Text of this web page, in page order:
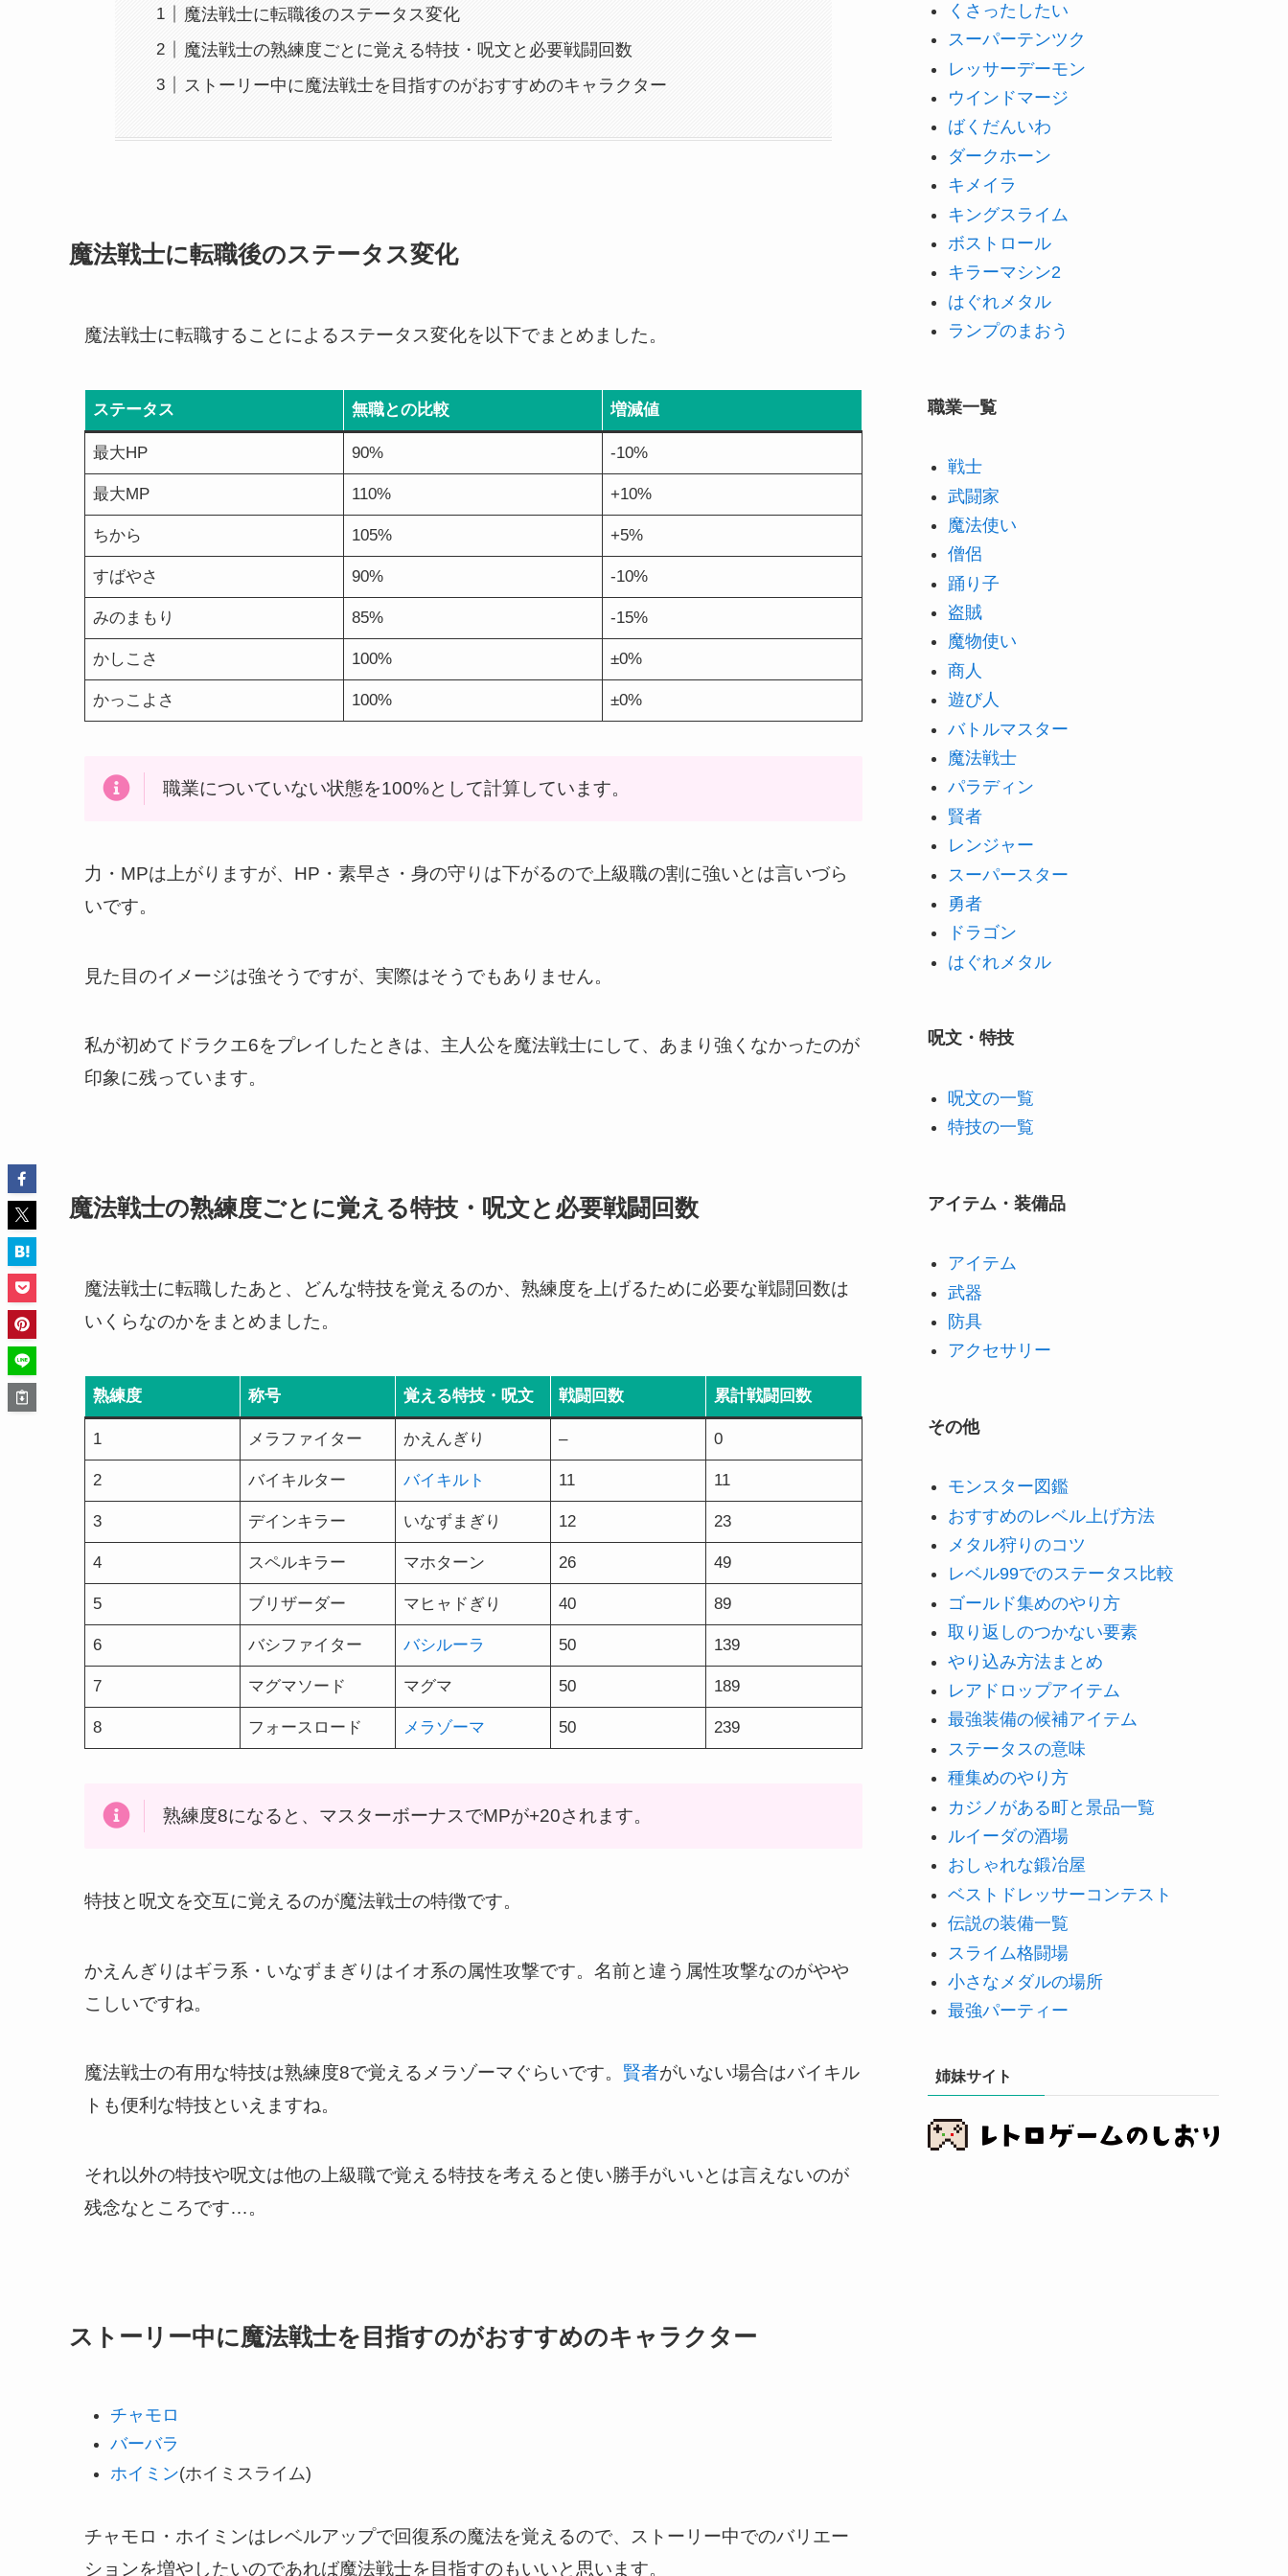
魔法戦士に転職後のステータス変化
魔法戦士の熟練度ごとに覚える特技・呪文と必要戦闘回数
ストーリー中に魔法戦士を目指すのがおすすめのキャラクター
魔法戦士に転職後のステータス変化
魔法戦士に転職することによるステータス変化を以下でまとめました。
ステータス 無職との比較 増減値
最大HP 90% -10%
最大MP 110% +10%
ちから 105% +5%
すばやさ 90% -10%
みのまもり 85% -15%
かしこさ 100% ±0%
かっこよさ 100% ±0%
職業についていない状態を100%として計算しています。
力・MPは上がりますが、HP・素早さ・身の守りは下がるので上級職の割に強いとは言いづら
いです。
見た目のイメージは強そうですが、実際はそうでもありません。
私が初めてドラクエ6をプレイしたときは、主人公を魔法戦士にして、あまり強くなかったのが
印象に残っています。
魔法戦士の熟練度ごとに覚える特技・呪文と必要戦闘回数
魔法戦士に転職したあと、どんな特技を覚えるのか、熟練度を上げるために必要な戦闘回数は
いくらなのかをまとめました。
熟練度 称号 覚える特技・呪文 戦闘回数 累計戦闘回数
1 メラファイター かえんぎり – 0
2 バイキルター バイキルト 11 11
3 デインキラー いなずまぎり 12 23
4 スペルキラー マホターン 26 49
5 ブリザーダー マヒャドぎり 40 89
6 バシファイター バシルーラ 50 139
7 マグマソード マグマ 50 189
8 フォースロード メラゾーマ 50 239
熟練度8になると、マスターボーナスでMPが+20されます。
特技と呪文を交互に覚えるのが魔法戦士の特徴です。
かえんぎりはギラ系・いなずまぎりはイオ系の属性攻撃です。名前と違う属性攻撃なのがやや
こしいですね。
魔法戦士の有用な特技は熟練度8で覚えるメラゾーマぐらいです。 賢者がいない場合はバイキル
トも便利な特技といえますね。
それ以外の特技や呪文は他の上級職で覚える特技を考えると使い勝手がいいとは言えないのが
残念なところです…。
ストーリー中に魔法戦士を目指すのがおすすめのキャラクター
チャモロ
バーバラ
ホイミン(ホイミスライム)
チャモロ・ホイミンはレベルアップで回復系の魔法を覚えるので、ストーリー中でのバリエー
ションを増やしたいのであれば魔法戦士を目指すのもいいと思います。
くさったしたい
スーパーテンツク
レッサーデーモン
ウインドマージ
ばくだんいわ
ダークホーン
キメイラ
キングスライム
ボストロール
キラーマシン2
はぐれメタル
ランプのまおう
職業一覧
戦士
武闘家
魔法使い
僧侶
踊り子
盗賊
魔物使い
商人
遊び人
バトルマスター
魔法戦士
パラディン
賢者
レンジャー
スーパースター
勇者
ドラゴン
はぐれメタル
呪文・特技
呪文の一覧
特技の一覧
アイテム・装備品
アイテム
武器
防具
アクセサリー
その他
モンスター図鑑
おすすめのレベル上げ方法
メタル狩りのコツ
レベル99でのステータス比較
ゴールド集めのやり方
取り返しのつかない要素
やり込み方法まとめ
レアドロップアイテム
最強装備の候補アイテム
ステータスの意味
種集めのやり方
カジノがある町と景品一覧
ルイーダの酒場
おしゃれな鍛冶屋
ベストドレッサーコンテスト
伝説の装備一覧
スライム格闘場
小さなメダルの場所
最強パーティー
姉妹サイト